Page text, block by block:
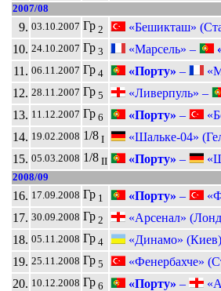
2007/08
9. 03.10.2007 Гр2
«Бешикташ»
10. 24.10.2007 Гр3 «Марсель» –
11. 06.11.2007 Гр4 «Порту» –
12. 28.11.2007 Гр5
«Ливерпуль» –
13. 11.12.2007 Гр6 «Порту» –
14. 19.02.2008 1/8I
«Шальке-04»
15. 05.03.2008 1/8II «Порту» –
2008/09
16. 17.09.2008 Гр1 «Порту» –
17. 30.09.2008 Гр2
«Арсенал»
18. 05.11.2008 Гр4
«Динамо»
19. 25.11.2008 Гр5
«Фенербахче»
20. 10.12.2008 Гр6 «Порту» –